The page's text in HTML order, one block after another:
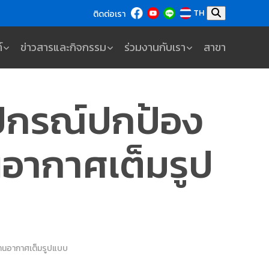
ติดต่อเรา TH
ข่าวสารและกิจกรรม ร่วมงานกับเรา สาขา
ปกรณ์ปกป้อง
ากาศเต็มรูป
อากาศเต็มรูปแบบ